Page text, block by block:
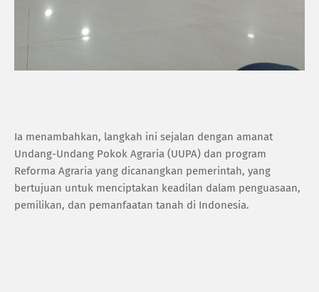
Ia menambahkan, langkah ini sejalan dengan amanat
Undang-Undang Pokok Agraria (UUPA) dan program
Reforma Agraria yang dicanangkan pemerintah, yang
bertujuan untuk menciptakan keadilan dalam penguasaan,
pemilikan, dan pemanfaatan tanah di Indonesia.